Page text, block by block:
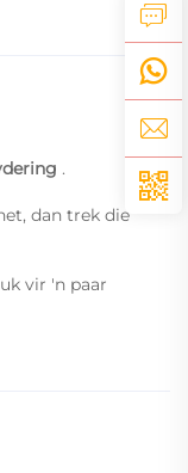
.
dan trek die
vir 'n paar